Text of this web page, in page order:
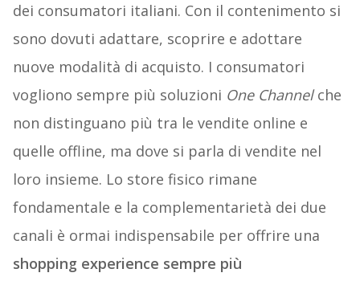
dei consumatori italiani. Con il contenimento si
sono dovuti adattare, scoprire e adottare
nuove modalità di acquisto. I consumatori
vogliono sempre più soluzioni One Channelche
non distinguano più tra le vendite online e
quelle offline, ma dove si parla di vendite nel
loro insieme. Lo store fisico rimane
fondamentale e la complementarietà dei due
canali è ormai indispensabile per offrire una
shopping experience sempre più